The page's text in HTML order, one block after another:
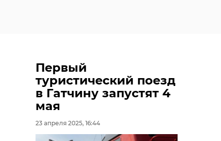
Первый
туристический поезд
в Гатчину запустят 4
мая
23 апреля 2025, 16:44